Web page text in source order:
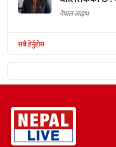
नेपाल लाइभ
सबै हेर्नुहोस